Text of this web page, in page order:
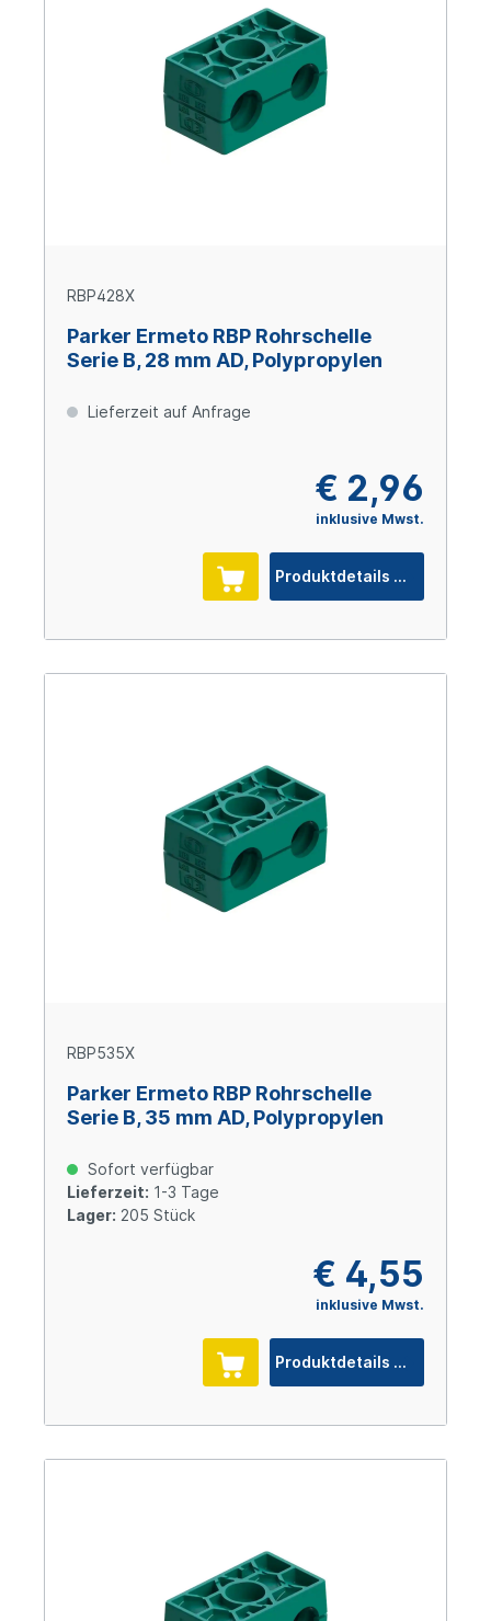
RBP428X
Parker Ermeto RBP Rohrschelle
Serie B, 28 mm AD, Polypropylen
Lieferzeit auf Anfrage
€ 2,96
inklusive Mwst.
Produktdetails
RBP535X
Parker Ermeto RBP Rohrschelle
Serie B, 35 mm AD, Polypropylen
Sofort verfügbar
Lieferzeit: 1-3 Tage
Lager: 205 Stück
€ 4,55
inklusive Mwst.
Produktdetails